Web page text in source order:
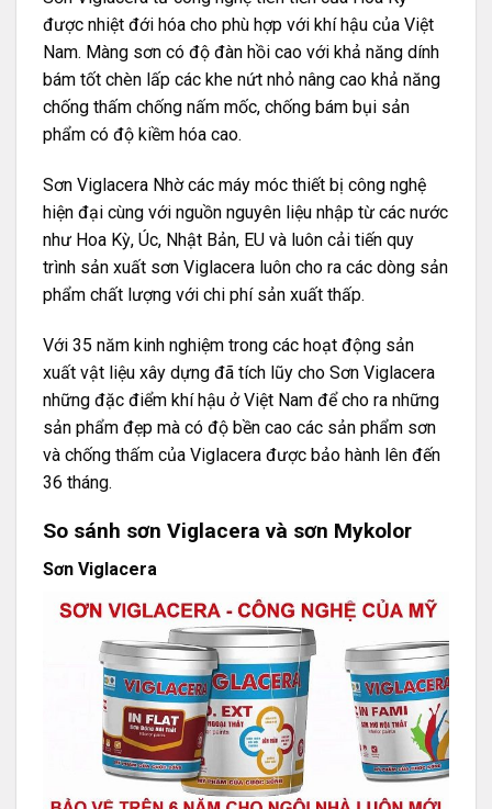
được nhiệt đới hóa cho phù hợp với khí hậu của Việt
Nam. Màng sơn có độ đàn hồi cao với khả năng dính
bám tốt chèn lấp các khe nứt nhỏ nâng cao khả năng
chống thấm chống nấm mốc, chống bám bụi sản
phẩm có độ kiềm hóa cao.
Sơn Viglacera Nhờ các máy móc thiết bị công nghệ
hiện đại cùng với nguồn nguyên liệu nhập từ các nước
như Hoa Kỳ, Úc, Nhật Bản, EU và luôn cải tiến quy
trình sản xuất sơn Viglacera luôn cho ra các dòng sản
phẩm chất lượng với chi phí sản xuất thấp.
Với 35 năm kinh nghiệm trong các hoạt động sản
xuất vật liệu xây dựng đã tích lũy cho Sơn Viglacera
những đặc điểm khí hậu ở Việt Nam để cho ra những
sản phẩm đẹp mà có độ bền cao các sản phẩm sơn
và chống thấm của Viglacera được bảo hành lên đến
36 tháng.
So sánh sơn Viglacera và sơn Mykolor
Sơn Viglacera